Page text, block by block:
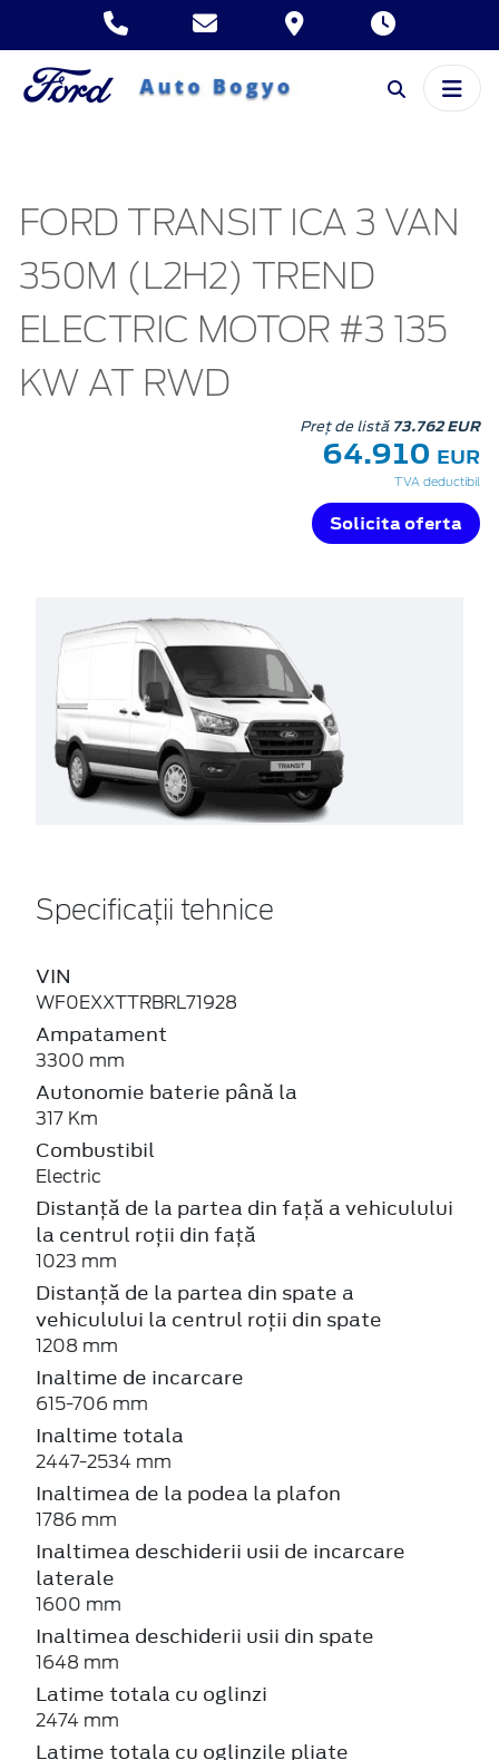
FORD TRANSIT ICA 3 VAN
350M (L2H2) TREND
ELECTRIC MOTOR #3 135
KW AT RWD
Preț de listă 73.762 EUR
64.910 EUR
TVA deductibil
Solicita oferta
Specificații tehnice
VIN
WF0EXXTTRBRL71928
Ampatament
3300 mm
Autonomie baterie până la
317 Km
Combustibil
Electric
Distanță de la partea din față a vehiculului
la centrul roții din față
1023 mm
Distanță de la partea din spate a
vehiculului la centrul roții din spate
1208 mm
Inaltime de incarcare
615-706 mm
Inaltime totala
2447-2534 mm
Inaltimea de la podea la plafon
1786 mm
Inaltimea deschiderii usii de incarcare
laterale
1600 mm
Inaltimea deschiderii usii din spate
1648 mm
Latime totala cu oglinzi
2474 mm
Latime totala cu oglinzile pliate